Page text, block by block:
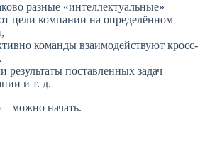
разные «интеллектуальные»
цели компании на определённом
команды взаимодействуют кросс-
результаты поставленных задач
и т. д.
– можно начать.